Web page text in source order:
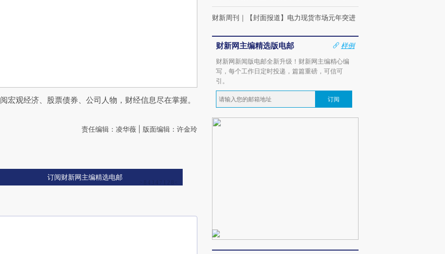
宏观经济、股票债券、公司人物，财经信息尽在掌握。
责任编辑：凌华薇 | 版面编辑：许金玲
订阅财新网主编精选电邮
财新周刊 ｜ 【封面报道】电力现货市场元年突进
财新网主编精选版电邮
样例
财新网新闻版电邮全新升级！财新网主编精心编
写，每个工作日定时投递，篇篇重磅，可信可
引。
订阅